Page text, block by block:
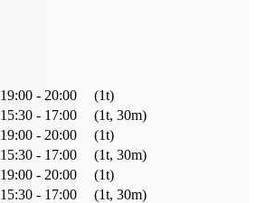
19:00 - 20:00
(1t)
15:30 - 17:00
(1t, 30m)
19:00 - 20:00
(1t)
15:30 - 17:00
(1t, 30m)
19:00 - 20:00
(1t)
15:30 - 17:00
(1t, 30m)